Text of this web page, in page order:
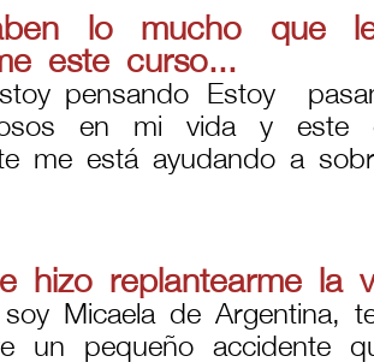
lo mucho que
este curso...
Estoy
en mi vida y este
me está ayudando a
hizo replantearme la
soy Micaela de Argentina,
un pequeño accidente